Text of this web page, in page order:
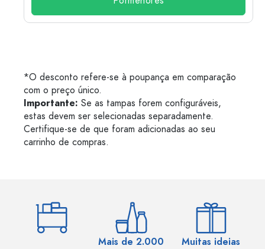
*O desconto refere-se à poupança em comparação
com o preço único.
Importante: Se as tampas forem configuráveis,
estas devem ser selecionadas separadamente.
Certifique-se de que foram adicionadas ao seu
carrinho de compras.
Mais de 2.000
Muitas ideias